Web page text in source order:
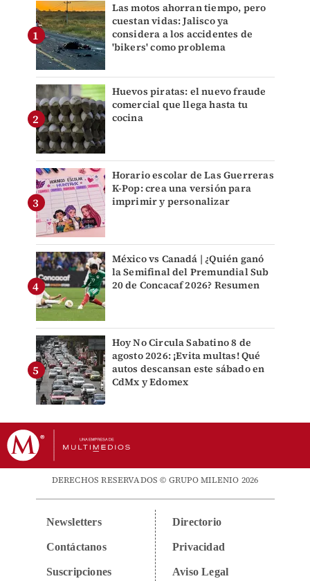
Las motos ahorran tiempo, pero
cuestan vidas: Jalisco ya
considera a los accidentes de
'bikers' como problema
Huevos piratas: el nuevo fraude
comercial que llega hasta tu
cocina
Horario escolar de Las Guerreras
K-Pop: crea una versión para
imprimir y personalizar
México vs Canadá | ¿Quién ganó
la Semifinal del Premundial Sub
20 de Concacaf 2026? Resumen
Hoy No Circula Sabatino 8 de
agosto 2026: ¡Evita multas! Qué
autos descansan este sábado en
CdMx y Edomex
DERECHOS RESERVADOS © GRUPO MILENIO 2026
Newsletters
Contáctanos
Suscripciones
Directorio
Privacidad
Aviso Legal